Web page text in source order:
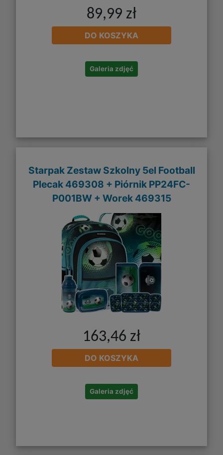
89,99 zł
DO KOSZYKA
Galeria zdjęć
Starpak Zestaw Szkolny 5el Football
Plecak 469308 + Piórnik PP24FC-
P001BW + Worek 469315
163,46 zł
DO KOSZYKA
Galeria zdjęć